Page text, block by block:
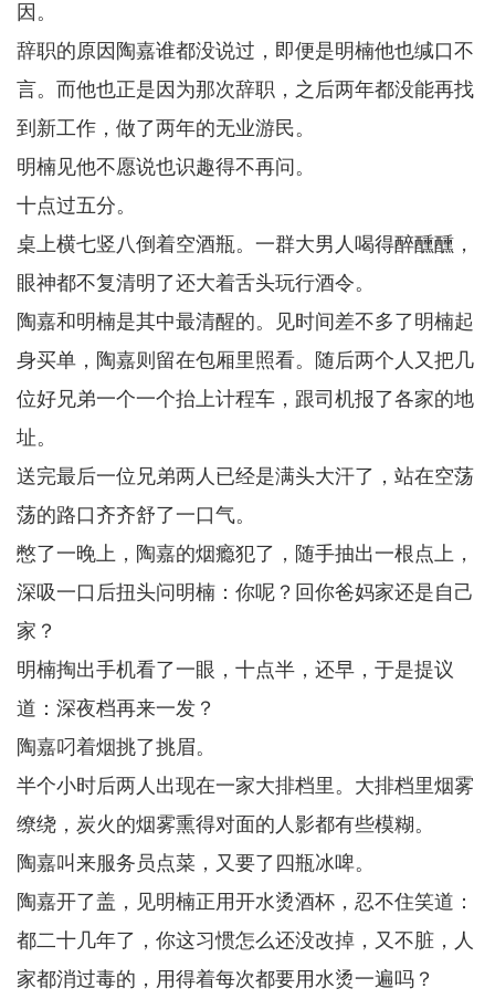
因。
辞职的原因陶嘉谁都没说过，即便是明楠他也缄口不
言。而他也正是因为那次辞职，之后两年都没能再找
到新工作，做了两年的无业游民。
明楠见他不愿说也识趣得不再问。
十点过五分。
桌上横七竖八倒着空酒瓶。一群大男人喝得醉醺醺，
眼神都不复清明了还大着舌头玩行酒令。
陶嘉和明楠是其中最清醒的。见时间差不多了明楠起
身买单，陶嘉则留在包厢里照看。随后两个人又把几
位好兄弟一个一个抬上计程车，跟司机报了各家的地
址。
送完最后一位兄弟两人已经是满头大汗了，站在空荡
荡的路口齐齐舒了一口气。
憋了一晚上，陶嘉的烟瘾犯了，随手抽出一根点上，
深吸一口后扭头问明楠：你呢？回你爸妈家还是自己
家？
明楠掏出手机看了一眼，十点半，还早，于是提议
道：深夜档再来一发？
陶嘉叼着烟挑了挑眉。
半个小时后两人出现在一家大排档里。大排档里烟雾
缭绕，炭火的烟雾熏得对面的人影都有些模糊。
陶嘉叫来服务员点菜，又要了四瓶冰啤。
陶嘉开了盖，见明楠正用开水烫酒杯，忍不住笑道：
都二十几年了，你这习惯怎么还没改掉，又不脏，人
家都消过毒的，用得着每次都要用水烫一遍吗？